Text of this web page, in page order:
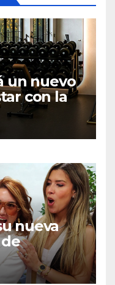
un nuevo
con la
nueva